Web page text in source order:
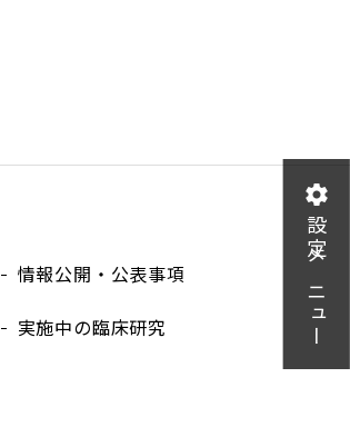
情報公開・公表事項
実施中の臨床研究
設定メニュー